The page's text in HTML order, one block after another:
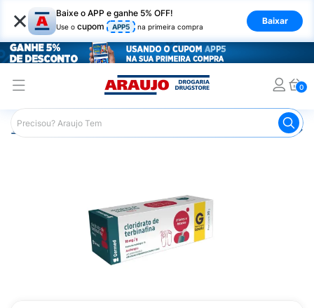
× Baixe o APP e ganhe 5% OFF!
Use o cupom APP5 na primeira compra
Baixar
0
Araujo Medicamentos Remédio para Pele e Mucosa